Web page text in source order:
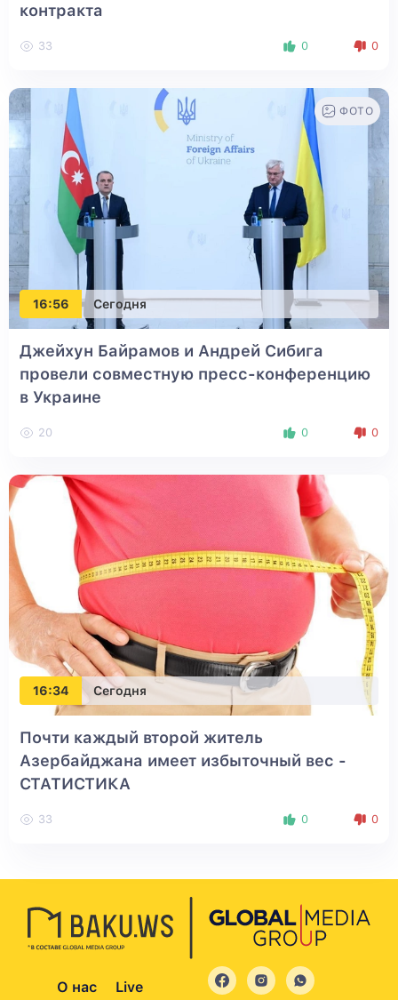
контракта
33 0 0
16:56 Сегодня
ФОТО
Джейхун Байрамов и Андрей Сибига
провели совместную пресс-конференцию
в Украине
20 0 0
16:34 Сегодня
Почти каждый второй житель
Азербайджана имеет избыточный вес -
СТАТИСТИКА
33 0 0
О нас Live